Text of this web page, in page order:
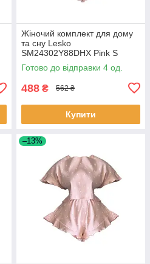
Жіночий комплект для дому
та сну Lesko
SM24302Y88DHX Pink S
футболка та шорти жіноча
піжама 5 шт.
Готово до відправки 4 од.
488 ₴ 562 ₴
Купити
–13%